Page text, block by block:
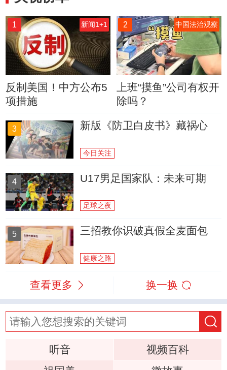
1 新闻1+1
反制美国！中方公布5
项措施
2 中国法治观察
上班“摸鱼”公司有权开
除吗？
3 新版《防卫白皮书》藏祸心
今日关注
4 U17男足国家队：未来可期
足球之夜
5 三招教你识破真假全麦面包
健康之路
查看更多 换一换
听音
视频百科